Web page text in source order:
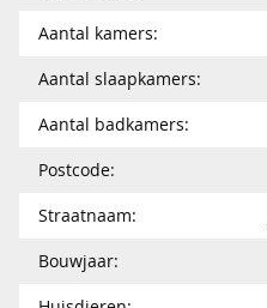
Aantal kamers:
Aantal slaapkamers:
Aantal badkamers:
Postcode:
Straatnaam:
Bouwjaar: